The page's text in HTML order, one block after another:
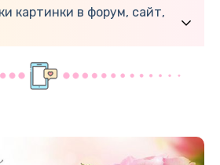
картинки в форум, сайт,